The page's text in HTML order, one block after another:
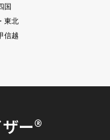
国
東北
信越
ー®